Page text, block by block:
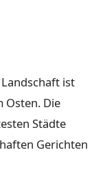
ist
Osten. Die
Städte
Gerichten